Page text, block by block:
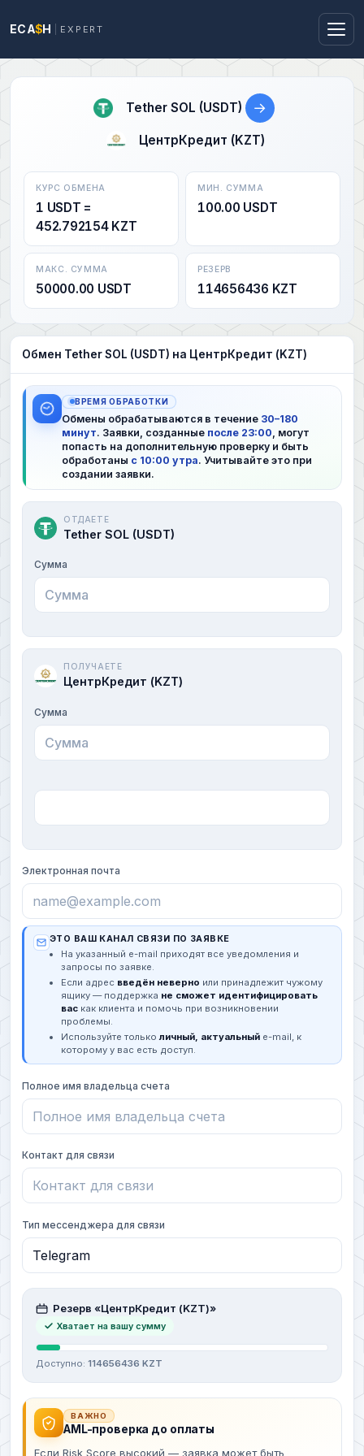
ECA$H EXPERT
Tether SOL (USDT) →
ЦентрКредит (KZT)
КУРС ОБМЕНА
1 USDT =
452.792154 KZT
МИН. СУММА
100.00 USDT
МАКС. СУММА
50000.00 USDT
РЕЗЕРВ
114656436 KZT
Обмен Tether SOL (USDT) на ЦентрКредит (KZT)
ВРЕМЯ ОБРАБОТКИ
Обмены обрабатываются в течение 30–180
минут. Заявки, созданные после 23:00 , могут
попасть на дополнительную проверку и быть
обработаны с 10:00 утра. Учитывайте это при
создании заявки.
ОТДАЕТЕ
Tether SOL (USDT)
Сумма
ПОЛУЧАЕТЕ
ЦентрКредит (KZT)
Сумма
Электронная почта
ЭТО ВАШ КАНАЛ СВЯЗИ ПО ЗАЯВКЕ
На указанный e-mail приходят все уведомления и
запросы по заявке.
Если адрес введён неверно или принадлежит чужому
ящику — поддержка не сможет идентифицировать
вас как клиента и помочь при возникновении
проблемы.
Используйте тольколичный, актуальный e-mail, к
которому у вас есть доступ.
Полное имя владельца счета
Контакт для связи
Тип мессенджера для связи
Резерв «ЦентрКредит (KZT)»
Хватает на вашу сумму
Доступно: 114656436 KZT
ВАЖНО
AML-проверка до оплаты
Если Risk Score высокий — заявка может быть